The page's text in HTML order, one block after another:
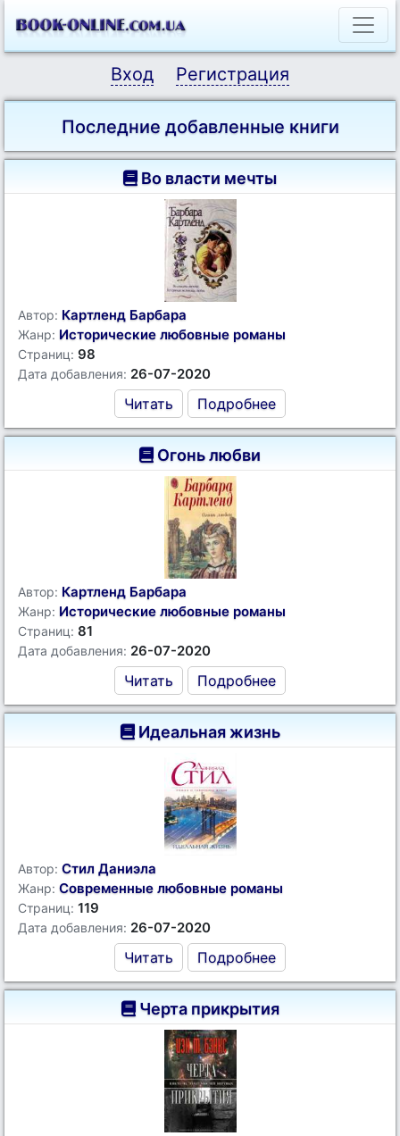
Вход Регистрация
Последние добавленные книги
Во власти мечты
Автор: Картленд Барбара
Жанр: Исторические любовные романы
Страниц: 98
Дата добавления: 26-07-2020
Читать Подробнее
Огонь любви
Автор: Картленд Барбара
Жанр: Исторические любовные романы
Страниц: 81
Дата добавления: 26-07-2020
Читать Подробнее
Идеальная жизнь
Автор: Стил Даниэла
Жанр: Современные любовные романы
Страниц: 119
Дата добавления: 26-07-2020
Читать Подробнее
Черта прикрытия